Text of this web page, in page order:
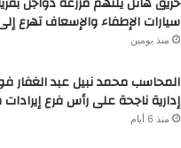
سيارات الإطفاء والإسعاف تهرع
منذ يومين
المحاسب محمد نبيل عبد الغفار
إدارية ناجحة على رأس فرع
منذ 6 أيام